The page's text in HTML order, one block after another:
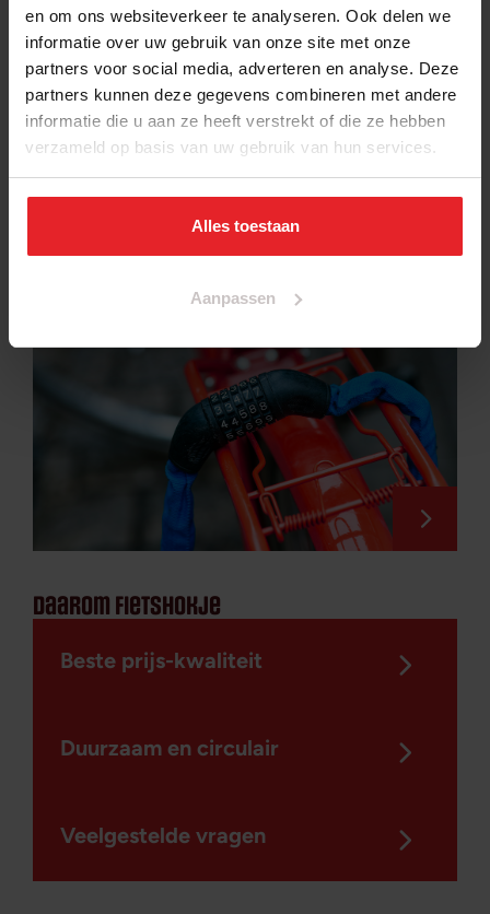
en om ons websiteverkeer te analyseren. Ook delen we
informatie over uw gebruik van onze site met onze
partners voor social media, adverteren en analyse. Deze
partners kunnen deze gegevens combineren met andere
informatie die u aan ze heeft verstrekt of die ze hebben
verzameld op basis van uw gebruik van hun services.
Alles toestaan
Aanpassen
Hoofddorp
Kruisweg 1003-1005,
2132 CE
18.30 uur
zondag: 12.00 – 17.00
uur
daarom fietshokje
Beste prijs-kwaliteit
Duurzaam en circulair
Veelgestelde vragen
accessoires